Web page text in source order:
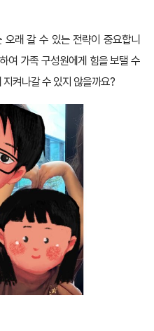
래 갈 수 있는 전략이 중요합니
여 가족 구성원에게 힘을 보탤 수
켜나갈 수 있지 않을까요?